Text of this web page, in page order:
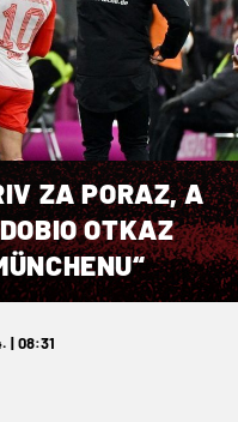
ZA PORAZ, A
OTKAZ
| 08:31